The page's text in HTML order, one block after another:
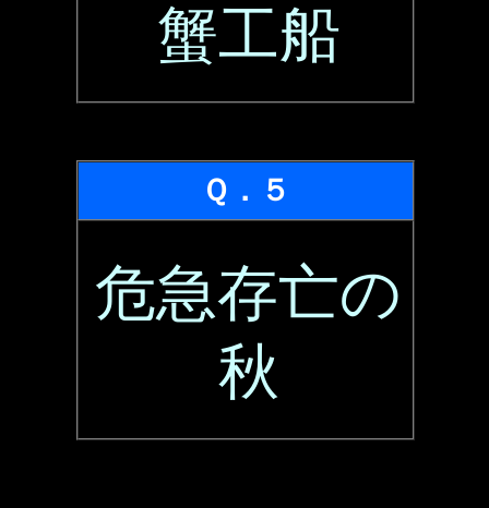
蟹工船
Ｑ．５
危急存亡の
秋